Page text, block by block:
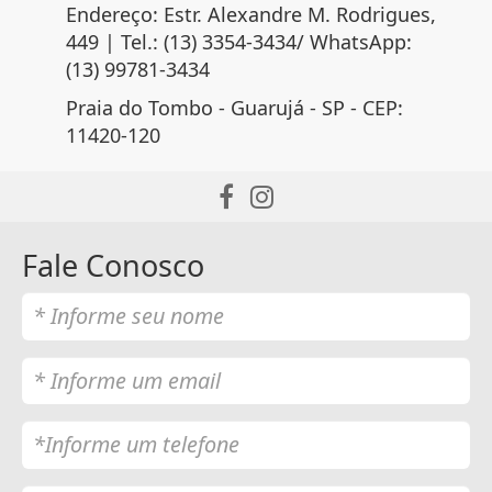
Endereço: Estr. Alexandre M. Rodrigues,
449 | Tel.: (13) 3354-3434/ WhatsApp:
(13) 99781-3434
Praia do Tombo - Guarujá - SP - CEP:
11420-120
Fale Conosco